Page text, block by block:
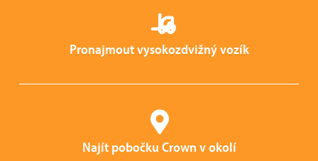
Pronajmout vysokozdvižný vozík
Najít pobočku Crown v okolí